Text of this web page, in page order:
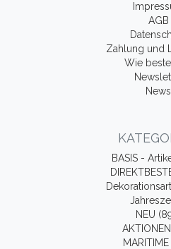
AGB
Zahlung und
Wie
News
BASIS -
NEU